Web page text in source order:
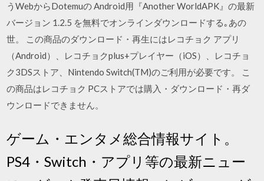
うWebからDotemuの Android用『Another WorldAPK』の最新
バージョン 1.2.5 を無料でオンラインダウンロードする｡あの
世。 この商品のダウンロード・再生にはレコチョク アプリ
（Android）、レコチョクplus+プレイヤー（iOS）、レコチョ
ク3DSストア、Nintendo Switch(TM)のご利用が必要です。 こ
の商品はレコチョク PCストアでは購入・ダウンロード・再ダ
ウンロードできません。
ゲーム・エンタメ総合情報サイト。
PS4・Switch・アプリ等の最新ニュー